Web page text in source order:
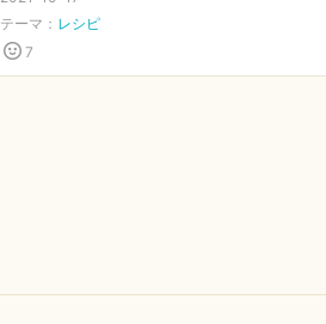
テーマ： レシピ
7